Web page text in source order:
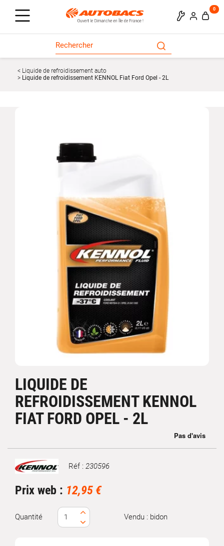
0
Liquide de refroidissement auto
Liquide de refroidissement KENNOL Fiat Ford Opel - 2L
LIQUIDE DE
REFROIDISSEMENT KENNOL
FIAT FORD OPEL - 2L
Marque Réf : 230596
Prix web : 12,95 €
Quantité Vendu : bidon